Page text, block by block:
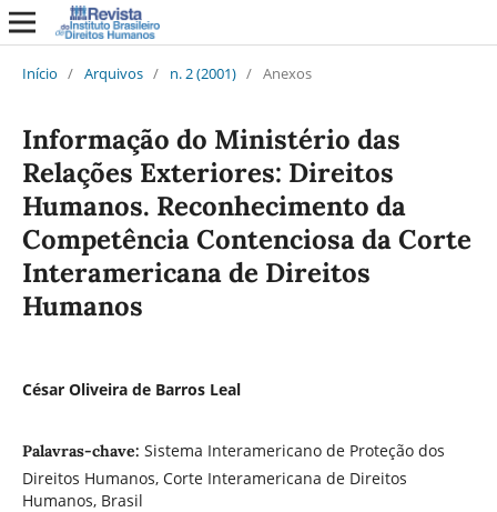
Início / Arquivos / n. 2 (2001) / Anexos
Informação do Ministério das
Relações Exteriores: Direitos
Humanos. Reconhecimento da
Competência Contenciosa da Corte
Interamericana de Direitos
Humanos
César Oliveira de Barros Leal
Palavras-chave: Sistema Interamericano de Proteção dos
Direitos Humanos, Corte Interamericana de Direitos
Humanos, Brasil